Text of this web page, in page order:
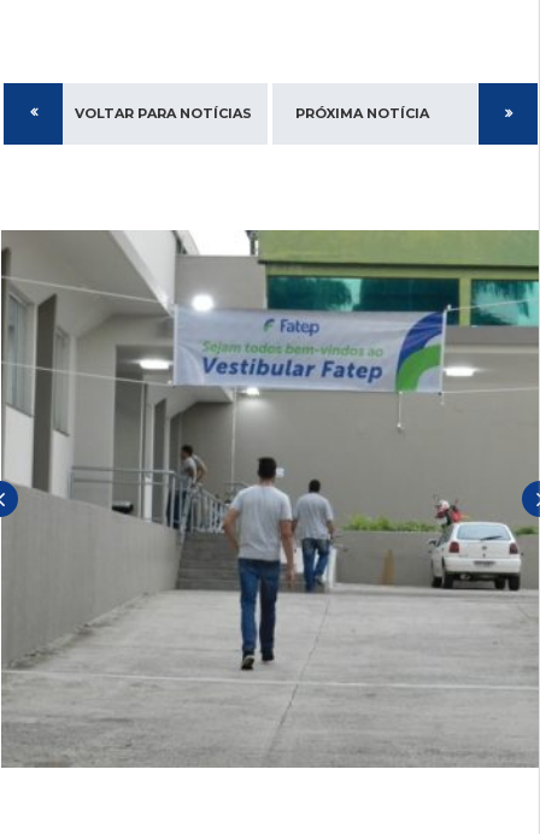
VOLTAR PARA NOTÍCIAS PRÓXIMA NOTÍCIA